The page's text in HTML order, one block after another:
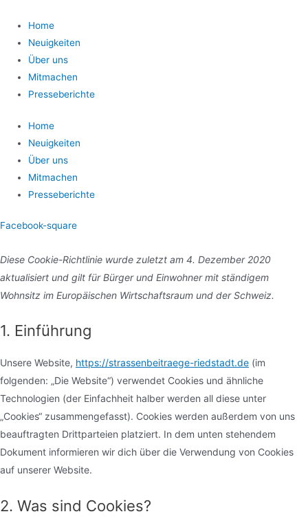
Home
Neuigkeiten
Über uns
Mitmachen
Presseberichte
Home
Neuigkeiten
Über uns
Mitmachen
Presseberichte
Facebook-square
Diese Cookie-Richtlinie wurde zuletzt am 4. Dezember 2020
aktualisiert und gilt für Bürger und Einwohner mit ständigem
Wohnsitz im Europäischen Wirtschaftsraum und der Schweiz.
1. Einführung
Unsere Website, https://strassenbeitraege-riedstadt.de (im
folgenden: „Die Website“) verwendet Cookies und ähnliche
Technologien (der Einfachheit halber werden all diese unter
„Cookies“ zusammengefasst). Cookies werden außerdem von uns
beauftragten Drittparteien platziert. In dem unten stehendem
Dokument informieren wir dich über die Verwendung von Cookies
auf unserer Website.
2. Was sind Cookies?